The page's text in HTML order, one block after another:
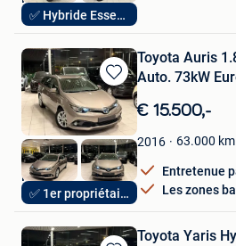
✅ Hybride Essence
Lendelede
Sauvegarder
dans
Mes
Favoris
✅ 1er propriétaire
Toyota Auris
Auto. 73kW
€ 15.500,-
2016 63.000 km
Entretenue
Les zones
Hak Auto
Lendelede
Toyota Yaris